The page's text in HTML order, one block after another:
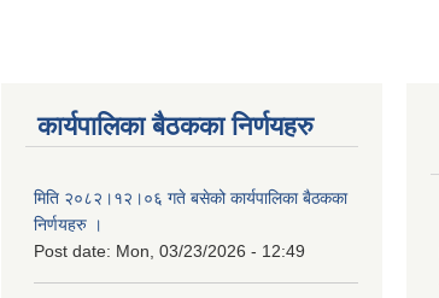
कार्यपालिका बैठकका निर्णयहरु
मिति २०८२।१२।०६ गते बसेको कार्यपालिका बैठकका
निर्णयहरु ।
Post date: Mon, 03/23/2026 - 12:49